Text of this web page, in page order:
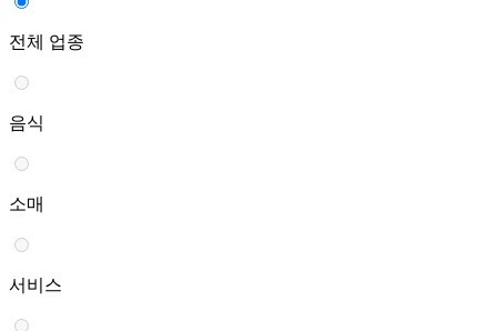
전체 업종
음식
소매
서비스